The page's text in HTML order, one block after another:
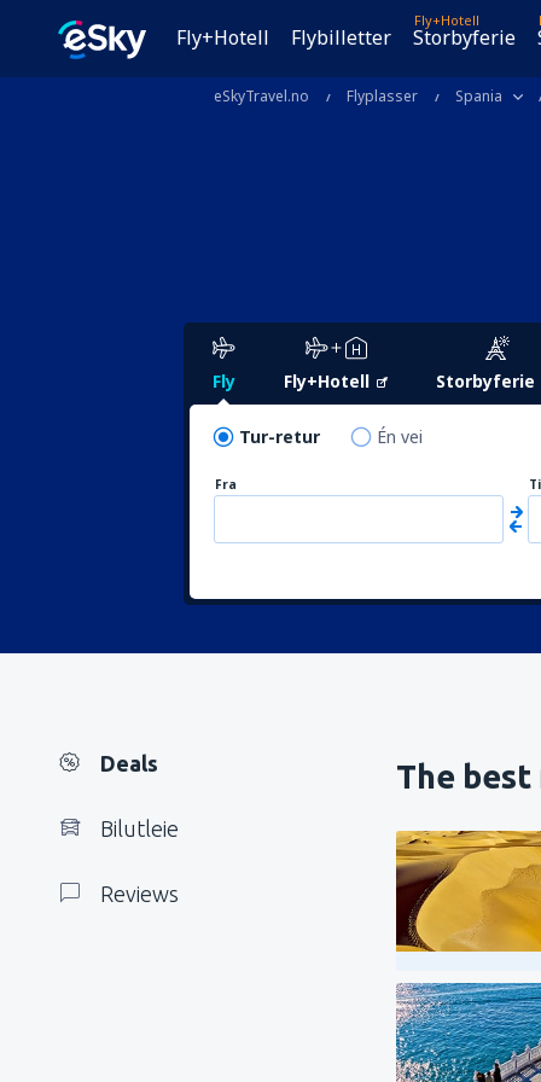
Fly+Hotell Flybilletter
Fly+Hotell
Storbyferie
eSkyTravel.no Flyplasser Spania
Fly Fly+Hotell Storbyferie
Tur-retur Én vei
Fra
Deals
Bilutleie
Reviews
The